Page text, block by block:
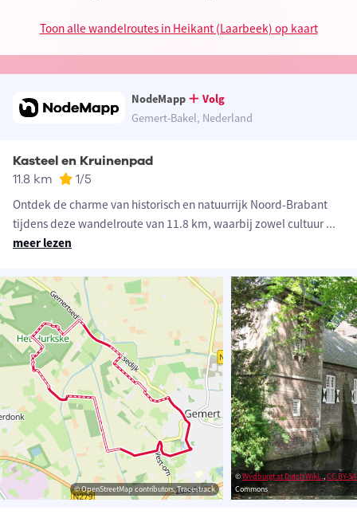
Toon alle wandelroutes in Heikant (Laarbeek) op kaart
NodeMapp
Volg
Gemert-Bakel, Nederland
Kasteel en Kruinenpad
11.8 km 1/5
Ontdek de charme van historisch en natuurrijk Noord-Brabant
tijdens deze wandelroute van 11.8 km, waarbij zowel cultuur...
meer lezen
© OpenStreetMap contributors, Tracestrack
©Wvdburgt at Dutch Wiki...,CC BY-
Commons